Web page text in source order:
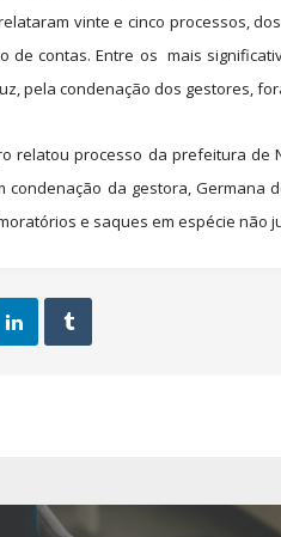
vinte e cinco processos,
de contas. Entre os mais
pela condenação dos gestores,
relatou processo da prefeitura de
condenação da gestora, Germana
e saques em espécie não
 